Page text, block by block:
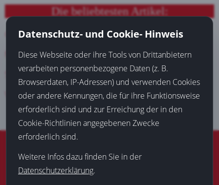
Die beliebtesten Artikel:
Günstiges Familienhotel finden
Mit Sportwetten Geld verdienen
Suchmaschinenoptimierung (SEO) bringt Neukunden
Versicherungsmakler Dortmund verschafft Einsparungen
Impressum
Die mit * gekennzeichneten Links sind sogenannte
Affiliate Links. Kommt über einen solchen Link ein
Datenschutz- und Cookie- Hinweis
Diese Webseite oder ihre Tools von Drittanbietern
verarbeiten personenbezogene Daten (z. B.
Browserdaten, IP-Adressen) und verwenden Cookies
oder andere Kennungen, die für ihre Funktionsweise
erforderlich sind und zur Erreichung der in den
Cookie-Richtlinien angegebenen Zwecke
erforderlich sind.
Weitere Infos dazu finden Sie in der
Datenschutzerklärung.